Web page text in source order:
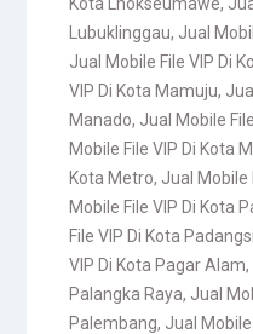
Lubuklinggau, Jual
Jual Mobile File VIP Di
VIP Di Kota Mamuju,
Manado, Jual Mobile
Mobile File VIP Di Kota
Kota Metro, Jual Mobile
Mobile File VIP Di Kota
File VIP Di Kota
VIP Di Kota Pagar Alam,
Palangka Raya, Jual
Palembang, Jual Mobile